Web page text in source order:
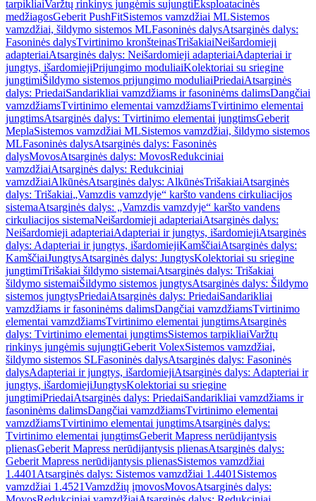
tarpikliaiVaržtų rinkinys jungėmis sujungtiEksploatacinės
medžiagosGeberit PushFitSistemos vamzdžiai MLSistemos
vamzdžiai, šildymo sistemos MLFasoninės dalysAtsarginės dalys:
Fasoninės dalysTvirtinimo kronšteinasTrišakiaiNeišardomieji
adapteriaiAtsarginės dalys: Neišardomieji adapteriaiAdapteriai ir
jungtys, išardomiejiPrijungimo moduliaiKolektoriai su sriegine
jungtimiŠildymo sistemos prijungimo moduliaiPriedaiAtsarginės
dalys: PriedaiSandarikliai vamzdžiams ir fasoninėms dalimsDangčiai
vamzdžiamsTvirtinimo elementai vamzdžiamsTvirtinimo elementai
jungtimsAtsarginės dalys: Tvirtinimo elementai jungtimsGeberit
MeplaSistemos vamzdžiai MLSistemos vamzdžiai, šildymo sistemos
MLFasoninės dalysAtsarginės dalys: Fasoninės
dalysMovosAtsarginės dalys: MovosRedukciniai
vamzdžiaiAtsarginės dalys: Redukciniai
vamzdžiaiAlkūnėsAtsarginės dalys: AlkūnėsTrišakiaiAtsarginės
dalys: Trišakiai„Vamzdis vamzdyje“ karšto vandens cirkuliacijos
sistemaAtsarginės dalys: „Vamzdis vamzdyje“ karšto vandens
cirkuliacijos sistemaNeišardomieji adapteriaiAtsarginės dalys:
Neišardomieji adapteriaiAdapteriai ir jungtys, išardomiejiAtsarginės
dalys: Adapteriai ir jungtys, išardomiejiKamščiaiAtsarginės dalys:
KamščiaiJungtysAtsarginės dalys: JungtysKolektoriai su sriegine
jungtimiTrišakiai šildymo sistemaiAtsarginės dalys: Trišakiai
šildymo sistemaiŠildymo sistemos jungtysAtsarginės dalys: Šildymo
sistemos jungtysPriedaiAtsarginės dalys: PriedaiSandarikliai
vamzdžiams ir fasoninėms dalimsDangčiai vamzdžiamsTvirtinimo
elementai vamzdžiamsTvirtinimo elementai jungtimsAtsarginės
dalys: Tvirtinimo elementai jungtimsSistemos tarpikliaiVaržtų
rinkinys jungėmis sujungtiGeberit VolexSistemos vamzdžiai,
šildymo sistemos SLFasoninės dalysAtsarginės dalys: Fasoninės
dalysAdapteriai ir jungtys, išardomiejiAtsarginės dalys: Adapteriai ir
jungtys, išardomiejiJungtysKolektoriai su sriegine
jungtimiPriedaiAtsarginės dalys: PriedaiSandarikliai vamzdžiams ir
fasoninėms dalimsDangčiai vamzdžiamsTvirtinimo elementai
vamzdžiamsTvirtinimo elementai jungtimsAtsarginės dalys:
Tvirtinimo elementai jungtimsGeberit Mapress nerūdijantysis
plienasGeberit Mapress nerūdijantysis plienasAtsarginės dalys:
Geberit Mapress nerūdijantysis plienasSistemos vamzdžiai
1.4401 Atsarginės dalys: Sistemos vamzdžiai 1.4401 Sistemos
vamzdžiai 1.4521Vamzdžių įmovosMovosAtsarginės dalys: